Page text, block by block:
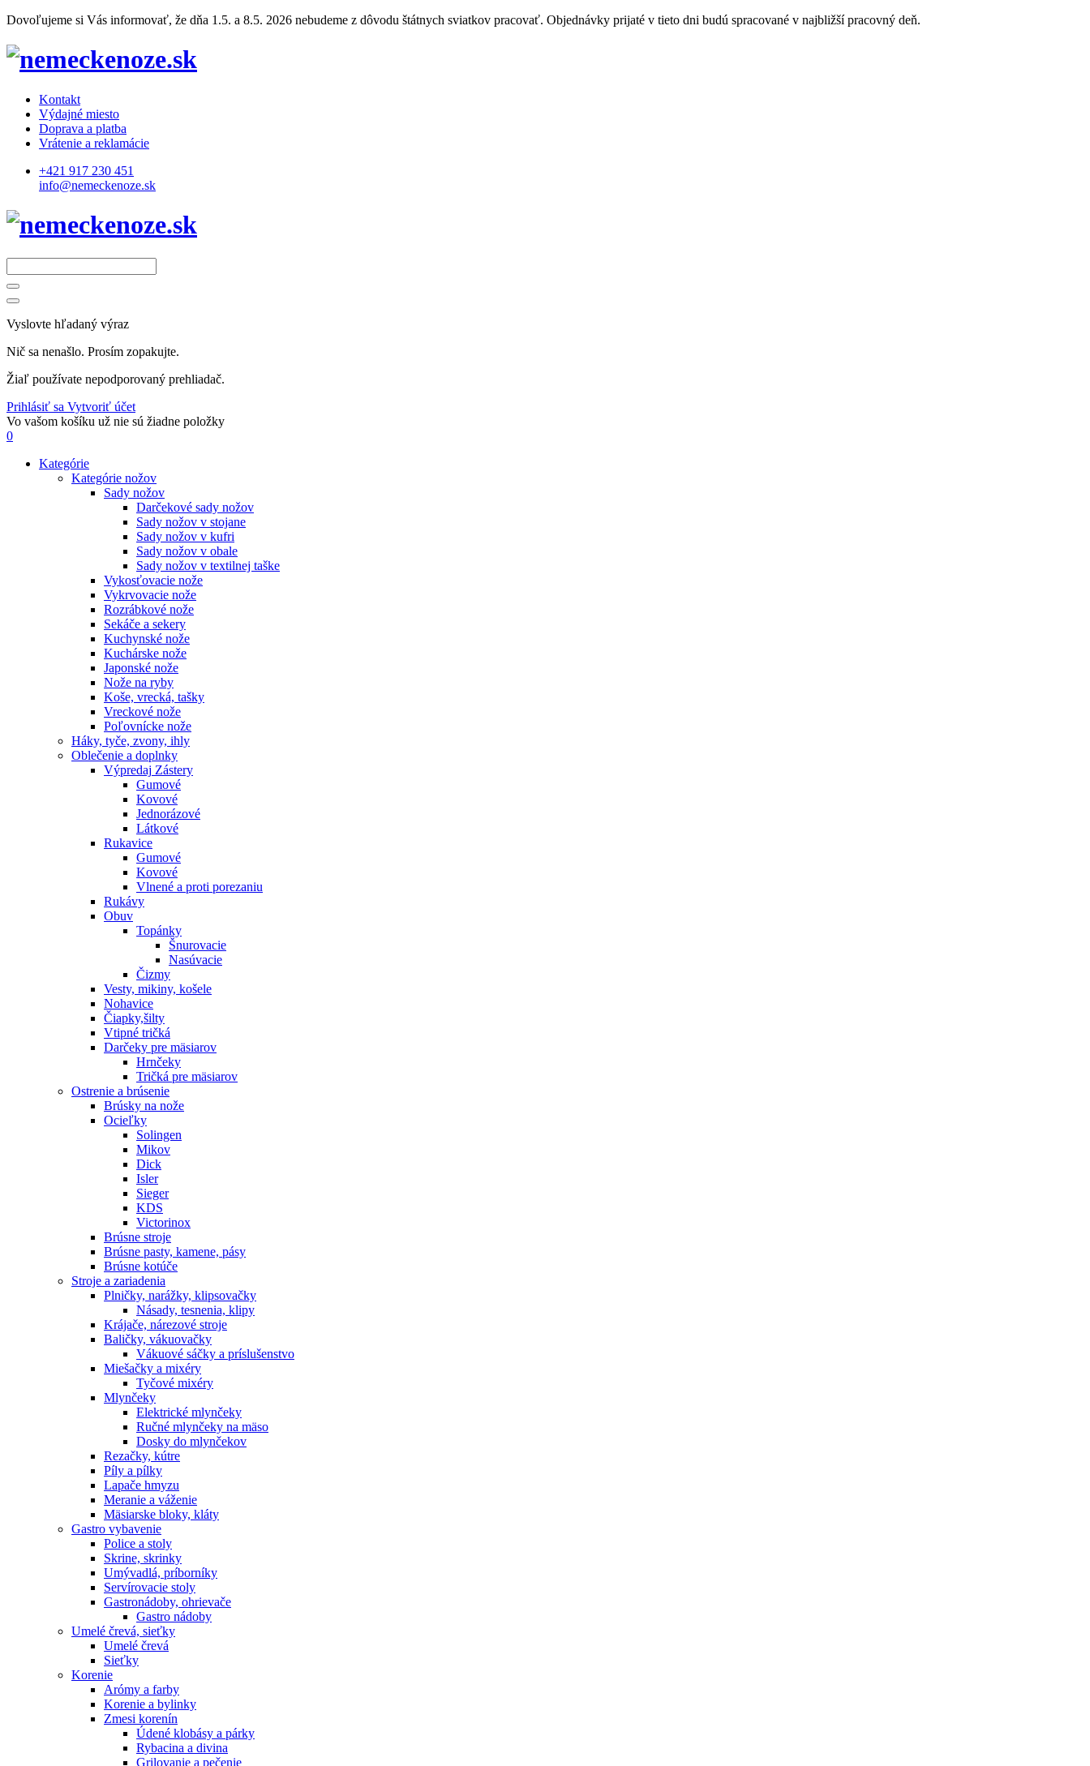
Dovoľujeme si Vás informovať, že dňa 1.5. a 8.5. 2026 nebudeme z dôvodu štátnych sviatkov pracovať. Objednávky prijaté v tieto dni budú spracované v najbližší pracovný deň.
Kontakt
Výdajné miesto
Doprava a platba
Vrátenie a reklamácie
+421 917 230 451
info@nemeckenoze.sk
Vyslovte hľadaný výraz
Nič sa nenašlo. Prosím zopakujte.
Žiaľ používate nepodporovaný prehliadač.
Prihlásiť sa Vytvoriť účet
Vo vašom košíku už nie sú žiadne položky
0
Kategórie
Kategórie nožov
Sady nožov
Darčekové sady nožov
Sady nožov v stojane
Sady nožov v kufri
Sady nožov v obale
Sady nožov v textilnej taške
Vykosťovacie nože
Vykrvovacie nože
Rozrábkové nože
Sekáče a sekery
Kuchynské nože
Kuchárske nože
Japonské nože
Nože na ryby
Koše, vrecká, tašky
Vreckové nože
Poľovnícke nože
Háky, tyče, zvony, ihly
Oblečenie a doplnky
Výpredaj Zástery
Gumové
Kovové
Jednorázové
Látkové
Rukavice
Gumové
Kovové
Vlnené a proti porezaniu
Rukávy
Obuv
Topánky
Šnurovacie
Nasúvacie
Čizmy
Vesty, mikiny, košele
Nohavice
Čiapky,šilty
Vtipné tričká
Darčeky pre mäsiarov
Hrnčeky
Tričká pre mäsiarov
Ostrenie a brúsenie
Brúsky na nože
Ocieľky
Solingen
Mikov
Dick
Isler
Sieger
KDS
Victorinox
Brúsne stroje
Brúsne pasty, kamene, pásy
Brúsne kotúče
Stroje a zariadenia
Plničky, narážky, klipsovačky
Násady, tesnenia, klipy
Krájače, nárezové stroje
Baličky, vákuovačky
Vákuové sáčky a príslušenstvo
Miešačky a mixéry
Tyčové mixéry
Mlynčeky
Elektrické mlynčeky
Ručné mlynčeky na mäso
Dosky do mlynčekov
Rezačky, kútre
Píly a pílky
Lapače hmyzu
Meranie a váženie
Mäsiarske bloky, kláty
Gastro vybavenie
Police a stoly
Skrine, skrinky
Umývadlá, príborníky
Servírovacie stoly
Gastronádoby, ohrievače
Gastro nádoby
Umelé črevá, sieťky
Umelé črevá
Sieťky
Korenie
Arómy a farby
Korenie a bylinky
Zmesi korenín
Údené klobásy a párky
Rybacina a divina
Grilovanie a pečenie